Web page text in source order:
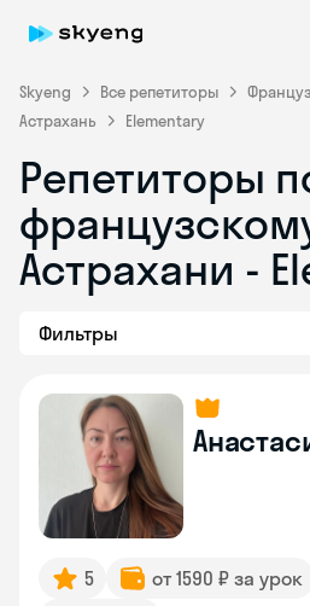
Skyeng Все репетиторы
Астрахань
Elementary
Репетиторы
Астрахани -
Фильтры
5 от 1590 ₽ за урок
online